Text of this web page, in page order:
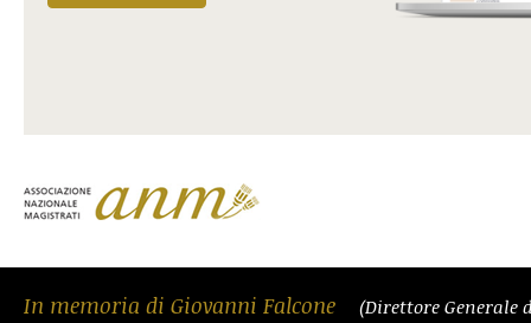
In memoria di Giovanni Falcone
(Direttore Generale